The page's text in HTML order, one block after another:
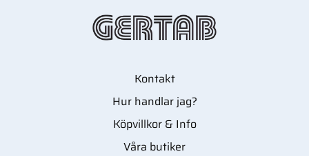
Kontakt
Hur handlar jag?
Köpvillkor & Info
Våra butiker